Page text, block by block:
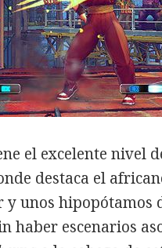
el excelente nivel
destaca el
y unos hipopótamos
haber escenarios